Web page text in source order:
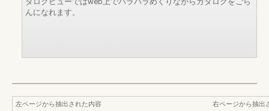
んになれます。
左ページから抽出された内容
右ページから抽出